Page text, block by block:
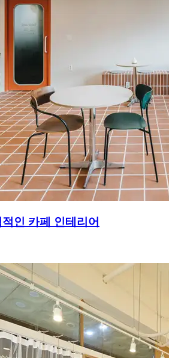
인 카페 인테리어